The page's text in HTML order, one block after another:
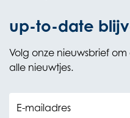
up-to-date
Volg onze nieuwsbrief
alle nieuwtjes.
E-mailadres